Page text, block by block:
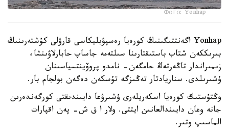
Фото: Yonhap
Yonhap اگەنتتىگىنىڭ كورەيا رەسپۋبليكاسى قارۋلى كۇشتەرىنىڭ
بىرىككەن شتاب باستىقتارىنا سىلتەمە جاساپ حابارلاۋىنشا،
زىمىراندار تاڭەرتەڭ حامگەن- نامدو پروۆينتسياسىنان
ۇشىرىلدى. سناريادتار تەڭىزگە تۇسكەن دەگەن بولجام بار.
وڭتۇستىك كورەيا اسكەريلەرى ۇشىرۋعا دايىندىقتى كورگەندەرىن
جانە وعان دايىندالعانىن ايتتى. ولار ا ق ش- پەن اقپارات
الماسىپ وتىر.